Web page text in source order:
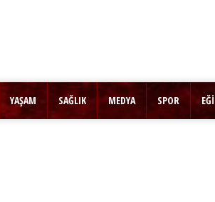
YAŞAM SAĞLIK MEDYA SPOR